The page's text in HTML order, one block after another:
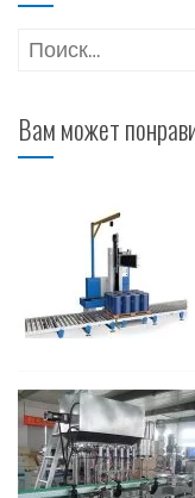
Найти:
Вам может